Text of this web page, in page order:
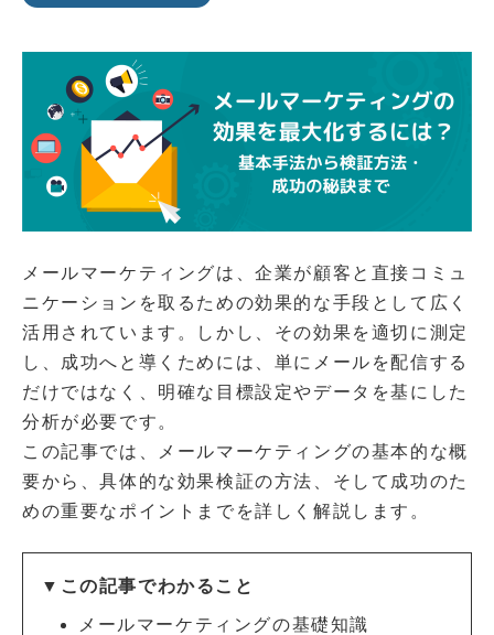
メールマーケティングは、企業が顧客と直接コミュ
ニケーションを取るための効果的な手段として広く
活用されています。しかし、その効果を適切に測定
し、成功へと導くためには、単にメールを配信する
だけではなく、明確な目標設定やデータを基にした
分析が必要です。
この記事では、メールマーケティングの基本的な概
要から、具体的な効果検証の方法、そして成功のた
めの重要なポイントまでを詳しく解説します。
▼この記事でわかること
メールマーケティングの基礎知識